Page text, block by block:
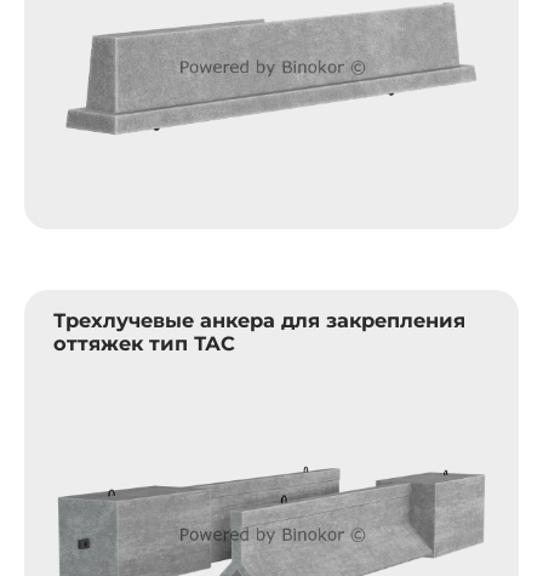
Трехлучевые анкера для закрепления
оттяжек тип ТАС